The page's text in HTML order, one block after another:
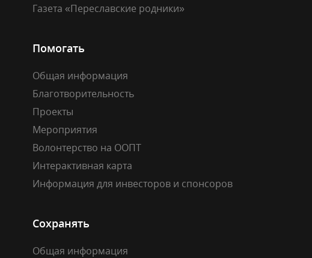
Газета «Переславские родники»
Помогать
Общая информация
Благотворительность
Проекты
Мероприятия
Волонтерство на ООПТ
Интерактивная карта
Информация для инвесторов и спонсоров
Сохранять
Общая информация